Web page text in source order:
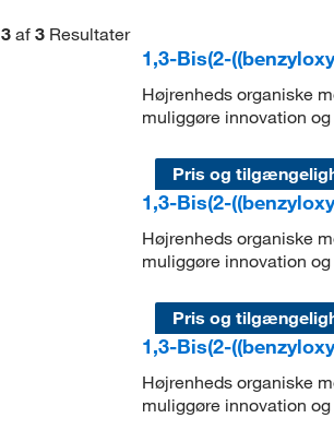
3 af 3 Resultater
1,3-Bis(2-
Højrenheds organiske
muliggøre innovation
Pris og
1,3-Bis(2-
Højrenheds organiske
muliggøre innovation
Pris og
1,3-Bis(2-
Højrenheds organiske
muliggøre innovation